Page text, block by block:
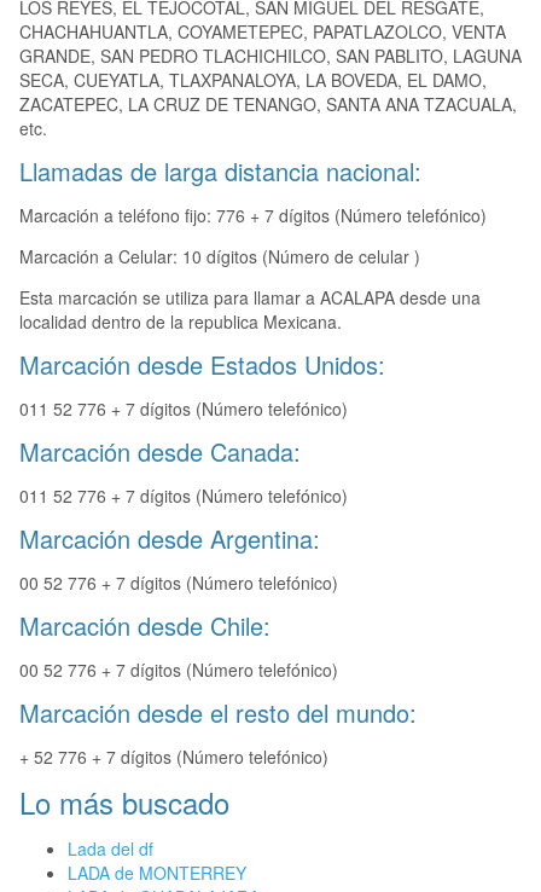
LOS REYES, EL TEJOCOTAL, SAN MIGUEL DEL RESGATE,
CHACHAHUANTLA, COYAMETEPEC, PAPATLAZOLCO, VENTA
GRANDE, SAN PEDRO TLACHICHILCO, SAN PABLITO, LAGUNA
SECA, CUEYATLA, TLAXPANALOYA, LA BOVEDA, EL DAMO,
ZACATEPEC, LA CRUZ DE TENANGO, SANTA ANA TZACUALA,
etc.
Llamadas de larga distancia nacional:
Marcación a teléfono fijo: 776 + 7 dígitos (Número telefónico)
Marcación a Celular: 10 dígitos (Número de celular )
Esta marcación se utiliza para llamar a ACALAPA desde una
localidad dentro de la republica Mexicana.
Marcación desde Estados Unidos:
011 52 776 + 7 dígitos (Número telefónico)
Marcación desde Canada:
011 52 776 + 7 dígitos (Número telefónico)
Marcación desde Argentina:
00 52 776 + 7 dígitos (Número telefónico)
Marcación desde Chile:
00 52 776 + 7 dígitos (Número telefónico)
Marcación desde el resto del mundo:
+ 52 776 + 7 dígitos (Número telefónico)
Lo más buscado
Lada del df
LADA de MONTERREY